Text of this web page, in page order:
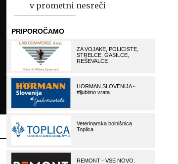
v prometni nesreči